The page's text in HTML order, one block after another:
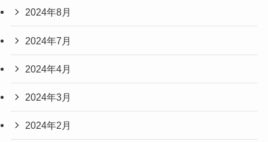
2024年8月
2024年7月
2024年4月
2024年3月
2024年2月